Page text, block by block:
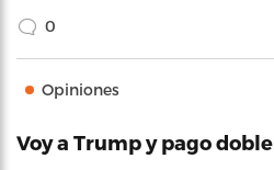
0
Opiniones
Voy a Trump y pago doble